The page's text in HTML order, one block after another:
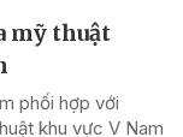
mỹ thuật
phối hợp với
khu vực V Nam